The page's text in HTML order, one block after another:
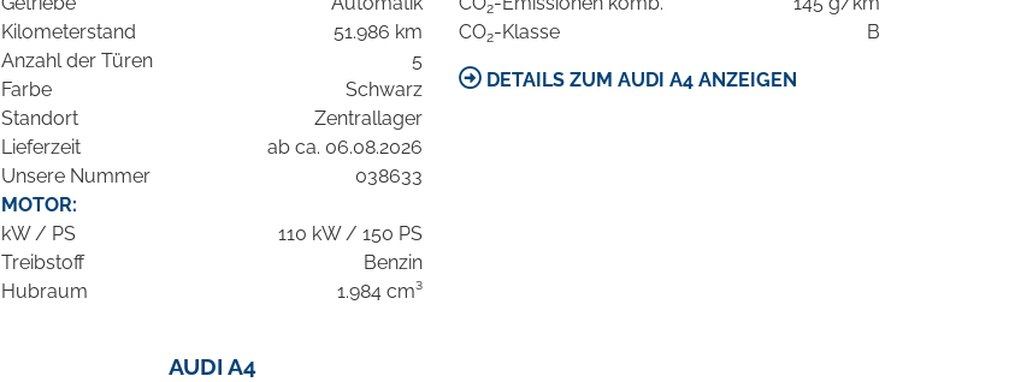
Kilometerstand
51.986 km
Anzahl der Türen
5
Farbe
Schwarz
Standort
Zentrallager
Lieferzeit
ab ca. 06.08.2026
Unsere Nummer
038633
MOTOR:
kW / PS
110 kW / 150 PS
Treibstoff
Benzin
Hubraum
1.984 cm³
2
CO2-Klasse B
DETAILS ZUM AUDI A4 ANZEIGEN
AUDI A4